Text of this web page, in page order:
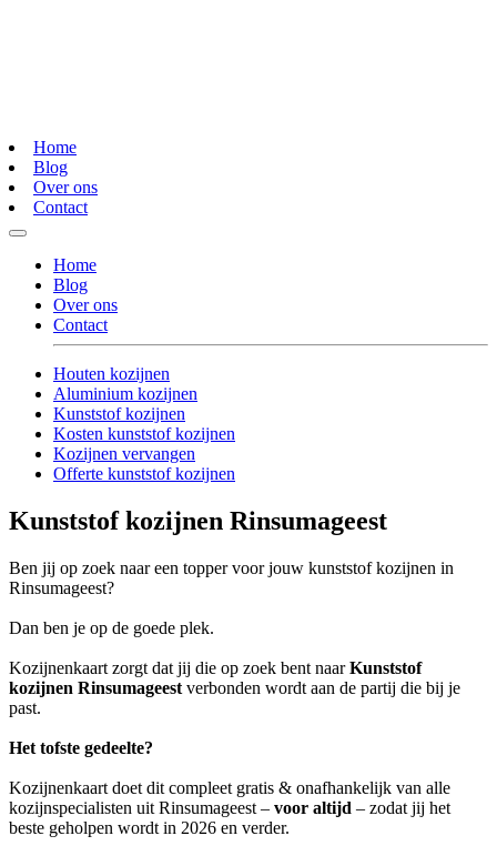
Home
Blog
Over ons
Contact
Home
Blog
Over ons
Contact
Houten kozijnen
Aluminium kozijnen
Kunststof kozijnen
Kosten kunststof kozijnen
Kozijnen vervangen
Offerte kunststof kozijnen
Kunststof kozijnen Rinsumageest
Ben jij op zoek naar een topper voor jouw kunststof kozijnen in
Rinsumageest?
Dan ben je op de goede plek.
Kozijnenkaart zorgt dat jij die op zoek bent naarKunststof
kozijnen Rinsumageest verbonden wordt aan de partij die bij je
past.
Het tofste gedeelte?
Kozijnenkaart doet dit compleet gratis & onafhankelijk van alle
kozijnspecialisten uit Rinsumageest – voor altijd – zodat jij het
beste geholpen wordt in 2026 en verder.